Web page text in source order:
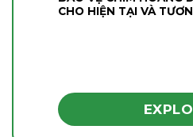
CHO HIỆN TẠI VÀ